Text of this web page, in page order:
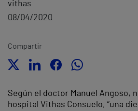
vithas
08/04/2020
Compartir
Según el doctor Manuel Angoso,
hospital Vithas Consuelo, “una